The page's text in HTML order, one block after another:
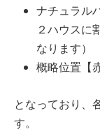
ナチュラル
２ハウスに
なります）
概略位置【
となっており、
す。